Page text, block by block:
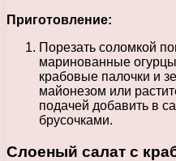
Приготовление:
Порезать соломкой
маринованные
крабовые палочки и
майонезом или
подачей добавить в
брусочками.
Слоеный салат с